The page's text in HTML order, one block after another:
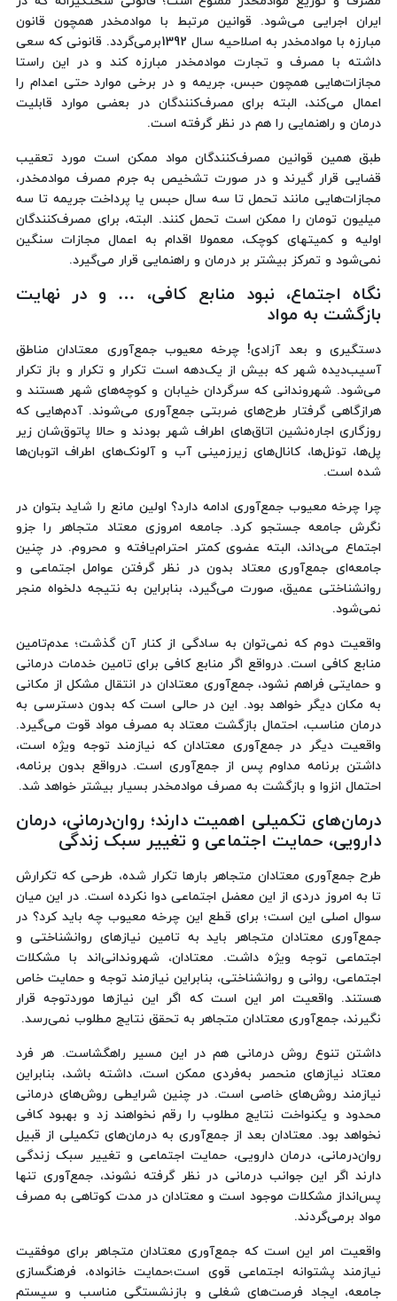
ایران اجرایی می‌شود. قوانین مرتبط با موادمخدر همچون قانون
مبارزه با موادمخدر به اصلاحیه سال 1392برمی‌گردد. قانونی که سعی
داشته با مصرف و تجارت موادمخدر مبارزه کند و در این راستا
مجازات‌هایی همچون حبس، جریمه و در برخی موارد حتی اعدام را
اعمال می‌کند، البته برای مصرف‌کنندگان در بعضی موارد قابلیت
درمان و راهنمایی را هم در نظر گرفته است.
طبق همین قوانین مصرف‌کنندگان مواد ممکن است مورد تعقیب
قضایی قرار گیرند و در صورت تشخیص به جرم مصرف موادمخدر،
مجازات‌هایی مانند تحمل تا سه سال حبس یا پرداخت جریمه تا سه
میلیون تومان را ممکن است تحمل کنند. البته، برای مصرف‌کنندگان
اولیه و کمیتهای کوچک، معمولا اقدام به اعمال مجازات سنگین
نمی‌شود و تمرکز بیشتر بر درمان و راهنمایی قرار می‌گیرد.
نگاه اجتماع، نبود منابع کافی، … و در نهایت
بازگشت به مواد
دستگیری و بعد آزادی! چرخه معیوب جمع‌آوری معتادان مناطق
آسیب‌دیده شهر که بیش از یک‌دهه است تکرار و تکرار و باز تکرار
می‌شود. شهروندانی که سرگردان خیابان‌ و کوچه‌های شهر هستند و
هرازگاهی گرفتار طرح‌های ضربتی جمع‌آوری می‌شوند. آدم‌هایی که
روزگاری اجاره‌نشین اتاق‌های اطراف شهر بودند و حالا پاتوق‌شان زیر
پل‌ها، تونل‌ها، کانال‌های زیرزمینی آب و آلونک‌های اطراف اتوبان‌ها
شده است.
چرا چرخه معیوب جمع‌آوری ادامه دارد؟ اولین مانع را شاید بتوان در
نگرش جامعه جستجو کرد. جامعه امروزی معتاد متجاهر را جزو
اجتماع می‌داند، البته عضوی کمتر احترام‌یافته و محروم. در چنین
جامعه‌ای جمع‌آوری معتاد بدون در نظر گرفتن عوامل اجتماعی و
روانشناختی عمیق، صورت می‌گیرد، بنابراین به نتیجه دلخواه منجر
نمی‌شود.
واقعیت دوم که نمی‌توان به سادگی از کنار آن گذشت؛ عدم‌تامین
منابع کافی است. درواقع اگر منابع کافی برای تامین خدمات درمانی
و حمایتی فراهم نشود، جمع‌آوری معتادان در انتقال مشکل از مکانی
به مکان دیگر خواهد بود. این در حالی است که بدون دسترسی به
درمان مناسب، احتمال بازگشت معتاد به مصرف مواد قوت می‌گیرد.
واقعیت دیگر در جمع‌آوری معتادان که نیازمند توجه ویژه است،
داشتن برنامه مداوم پس‌ از جمع‌آوری است. درواقع بدون برنامه،
احتمال انزوا و بازگشت به مصرف موادمخدر بسیار بیشتر خواهد شد.
درمان‌های تکمیلی اهمیت دارند؛ روان‌درمانی، درمان
دارویی، حمایت اجتماعی و تغییر سبک زندگی
طرح جمع‌آوری معتادان متجاهر بارها تکرار شده، طرحی که تکرارش
تا به امروز دردی از این معضل اجتماعی دوا نکرده است. در این میان
سوال اصلی این است؛ برای قطع این چرخه معیوب چه باید کرد؟ در
جمع‌آوری معتادان متجاهر باید به تامین نیازهای روانشناختی و
اجتماعی توجه ویژه داشت. معتادان، شهروندانی‌اند با مشکلات
اجتماعی، روانی و روانشناختی، بنابراین نیازمند توجه و حمایت خاص
هستند. واقعیت امر این است که اگر این نیازها موردتوجه قرار
نگیرند، جمع‌آوری معتادان متجاهر به تحقق نتایج مطلوب نمی‌رسد.
داشتن تنوع روش درمانی هم در این مسیر راهگشاست. هر فرد
معتاد نیازهای منحصر به‌فردی ممکن است، داشته باشد، بنابراین
نیازمند روش‌های خاصی است. در چنین شرایطی روش‌های درمانی
محدود و یکنواخت نتایج مطلوب را رقم نخواهند زد و بهبود کافی
نخواهد بود. معتادان بعد از جمع‌آوری به درمان‌های تکمیلی از قبیل
روان‌درمانی، درمان دارویی، حمایت اجتماعی و تغییر سبک زندگی
دارند اگر این جوانب درمانی در نظر گرفته نشوند، جمع‌آوری تنها
پس‌انداز مشکلات موجود است و معتادان در مدت کوتاهی به مصرف
مواد برمی‌گردند.
واقعیت امر این است که جمع‌آوری معتادان متجاهر برای موفقیت
نیازمند پشتوانه اجتماعی قوی است؛حمایت خانواده، فرهنگسازی
جامعه، ایجاد فرصت‌های شغلی و بازنشستگی مناسب و سیستم